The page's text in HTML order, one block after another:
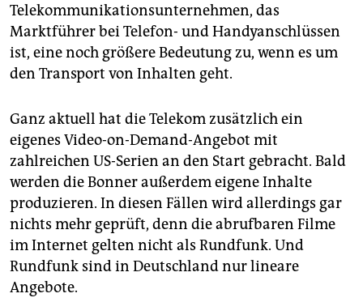
Telekommunikationsunternehmen, das
Marktführer bei Telefon- und Handyanschlüssen
ist, eine noch größere Bedeutung zu, wenn es um
den Transport von Inhalten geht.
Ganz aktuell hat die Telekom zusätzlich ein
eigenes Video-on-Demand-Angebot mit
zahlreichen US-Serien an den Start gebracht. Bald
werden die Bonner außerdem eigene Inhalte
produzieren. In diesen Fällen wird allerdings gar
nichts mehr geprüft, denn die abrufbaren Filme
im Internet gelten nicht als Rundfunk. Und
Rundfunk sind in Deutschland nur lineare
Angebote.